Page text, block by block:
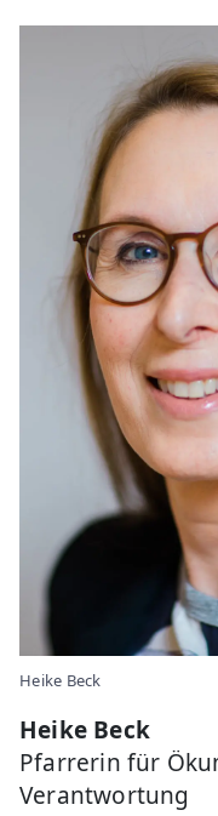
Heike Beck
Heike Beck
Pfarrerin für
Verantwortung